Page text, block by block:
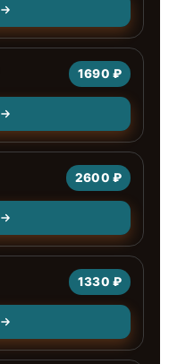
1690 ₽
2600 ₽
1330 ₽